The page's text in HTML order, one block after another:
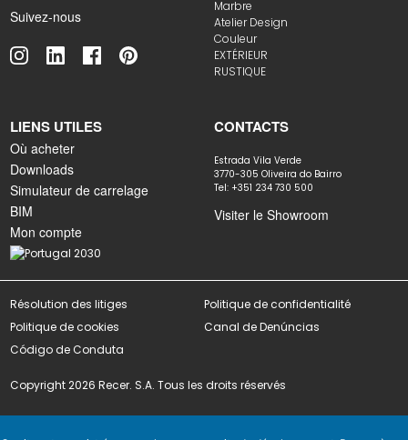
Suivez-nous
Marbre
Atelier Design
Couleur
EXTÉRIEUR
RUSTIQUE
LIENS UTILES
Où acheter
Downloads
Simulateur de carrelage
BIM
Mon compte
CONTACTS
Estrada Vila Verde
3770-305 Oliveira do Bairro
Tel: +351 234 730 500
Visiter le Showroom
Résolution des litiges
Politique de confidentialité
Politique de cookies
Canal de Denúncias
Código de Conduta
Copyright 2026 Recer. S.A. Tous les droits réservés